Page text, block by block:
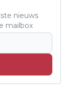
nieuws
mailbox